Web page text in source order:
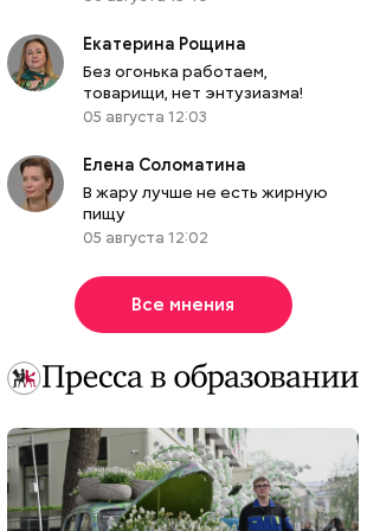
Екатерина Рощина
Без огонька работаем,
товарищи, нет энтузиазма!
05 августа 12:03
Елена Соломатина
В жару лучше не есть жирную
пищу
05 августа 12:02
Все мнения